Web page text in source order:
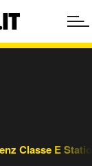
Classe E